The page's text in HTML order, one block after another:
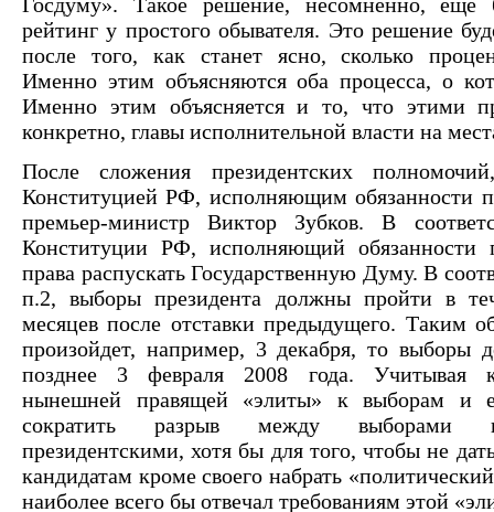
рейтинг у простого обывателя. Это решение
после того, как станет ясно, сколько
Именно этим объясняются оба процесса, о
Именно этим объясняется и то, что этими
конкретно, главы исполнительной власти на
После сложения президентских
Конституцией РФ, исполняющим обязанности
премьер-министр Виктор Зубков. В
Конституции РФ, исполняющий обязанности
права распускать Государственную Думу. В
п.2, выборы президента должны пройти в
месяцев после отставки предыдущего. Таким
произойдет, например, 3 декабря, то выборы
позднее 3 февраля 2008 года. Учитывая
нынешней правящей «элиты» к выборам и
сократить разрыв между выборами
президентскими, хотя бы для того, чтобы не
кандидатам кроме своего набрать
наиболее всего бы отвечал требованиям этой